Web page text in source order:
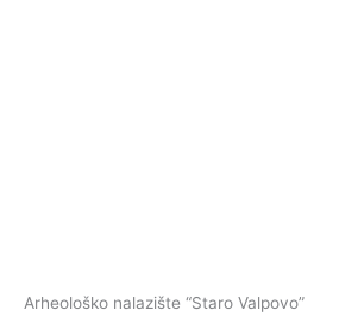
Arheološko nalazište “Staro Valpovo”